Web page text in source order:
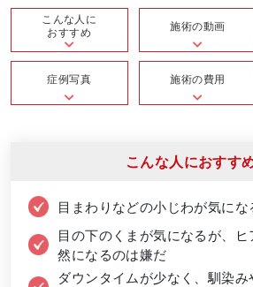
こんな人に
おすすめ
施術の動画
症例写真 施術の費用
こんな人におすす
目まわりなどの小じわが気にな
目の下のくまが気になるが、
然になるのは嫌だ
ダウンタイムが少なく、馴染